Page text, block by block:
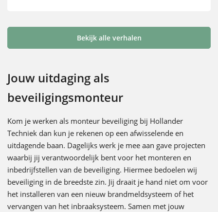
Bekijk alle verhalen
Jouw uitdaging als
beveiligingsmonteur
Kom je werken als monteur beveiliging bij Hollander
Techniek dan kun je rekenen op een afwisselende en
uitdagende baan. Dagelijks werk je mee aan gave projecten
waarbij jij verantwoordelijk bent voor het monteren en
inbedrijfstellen van de beveiliging. Hiermee bedoelen wij
beveiliging in de breedste zin. Jij draait je hand niet om voor
het installeren van een nieuw brandmeldsysteem of het
vervangen van het inbraaksysteem. Samen met jouw